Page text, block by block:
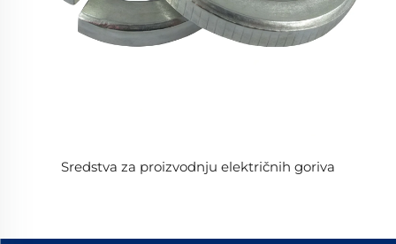
Sredstva za proizvodnju električnih goriva